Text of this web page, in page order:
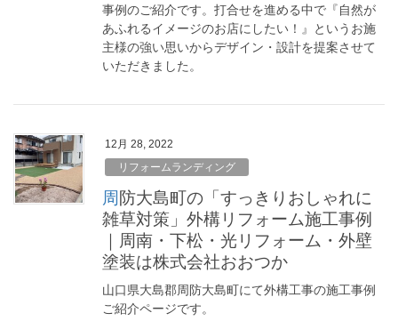
事例のご紹介です。打合せを進める中で『自然が
あふれるイメージのお店にしたい！』というお施
主様の強い思いからデザイン・設計を提案させて
いただきました。
12月 28, 2022
リフォームランディング
周防大島町の「すっきりおしゃれに
雑草対策」外構リフォーム施工事例
｜周南・下松・光リフォーム・外壁
塗装は株式会社おおつか
山口県大島郡周防大島町にて外構工事の施工事例
ご紹介ページです。